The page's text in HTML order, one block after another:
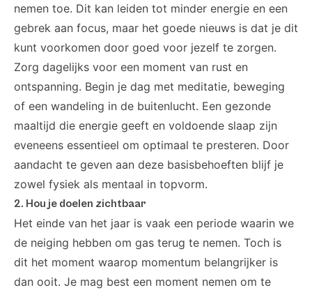
nemen toe. Dit kan leiden tot minder energie en een
gebrek aan focus, maar het goede nieuws is dat je dit
kunt voorkomen door goed voor jezelf te zorgen.
Zorg dagelijks voor een moment van rust en
ontspanning. Begin je dag met meditatie, beweging
of een wandeling in de buitenlucht. Een gezonde
maaltijd die energie geeft en voldoende slaap zijn
eveneens essentieel om optimaal te presteren. Door
aandacht te geven aan deze basisbehoeften blijf je
zowel fysiek als mentaal in topvorm.
2. Hou je doelen zichtbaar
Het einde van het jaar is vaak een periode waarin we
de neiging hebben om gas terug te nemen. Toch is
dit het moment waarop momentum belangrijker is
dan ooit. Je mag best een moment nemen om te